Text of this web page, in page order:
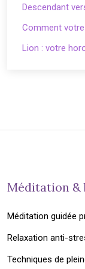
Descendant
Comment
Lion : votre
Méditation &
Méditation guidée
Relaxation anti-
Techniques de